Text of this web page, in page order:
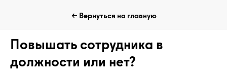
← Вернуться на главную
Повышать сотрудника в
должности или нет?